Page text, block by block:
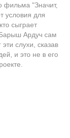
фильма "Значит,
условия для
сыграет
Ардуч сам
слухи, сказав
и это не в его